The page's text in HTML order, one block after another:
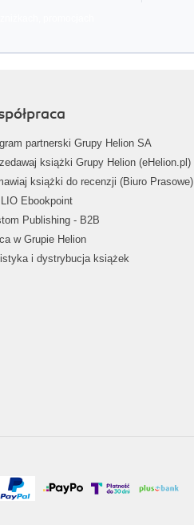
partnerski Grupy Helion SA
książki Grupy Helion (eHelion.pl)
książki do recenzji (Biuro Prasowe)
Ebookpoint
Publishing - B2B
w Grupie Helion
i dystrybucja książek